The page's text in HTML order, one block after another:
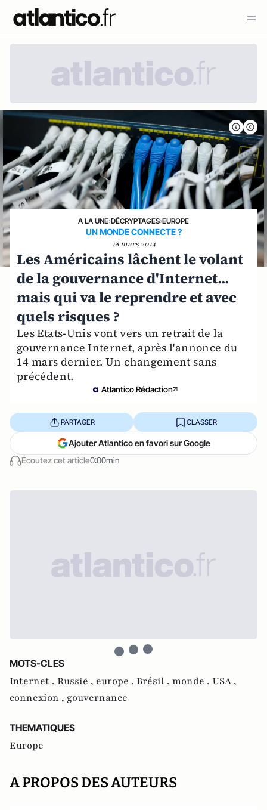
A LA UNE›DÉCRYPTAGES›EUROPE
UN MONDE CONNECTE ?
18 mars 2014
Les Américains lâchent le volant
de la gouvernance d'Internet...
mais qui va le reprendre et avec
quels risques ?
Les Etats-Unis vont vers un retrait de la
gouvernance Internet, après l'annonce du
14 mars dernier. Un changement sans
précédent.
Atlantico Rédaction
Écoutez cet article0:00min
PARTAGER CLASSER
Ajouter Atlantico en favori sur Google
MOTS-CLES
Internet , Russie , europe , Brésil , monde , USA ,
connexion , gouvernance
THEMATIQUES
Europe
A PROPOS DES AUTEURS